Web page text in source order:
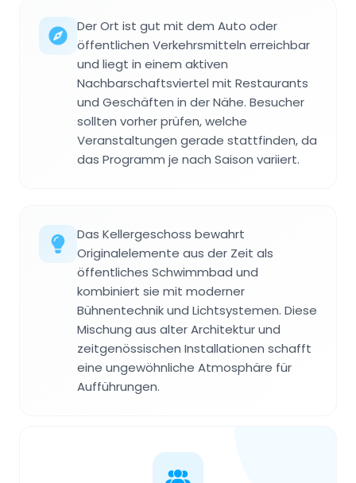
Der Ort ist gut mit dem Auto oder
öffentlichen Verkehrsmitteln erreichbar
und liegt in einem aktiven
Nachbarschaftsviertel mit Restaurants
und Geschäften in der Nähe. Besucher
sollten vorher prüfen, welche
Veranstaltungen gerade stattfinden, da
das Programm je nach Saison variiert.
Das Kellergeschoss bewahrt
Originalelemente aus der Zeit als
öffentliches Schwimmbad und
kombiniert sie mit moderner
Bühnentechnik und Lichtsystemen. Diese
Mischung aus alter Architektur und
zeitgenössischen Installationen schafft
eine ungewöhnliche Atmosphäre für
Aufführungen.